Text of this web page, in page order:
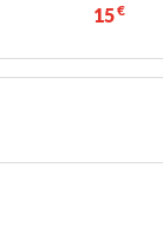
15€